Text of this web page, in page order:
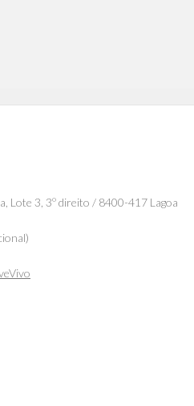
Lote 3, 3º direito / 8400-417 Lagoa